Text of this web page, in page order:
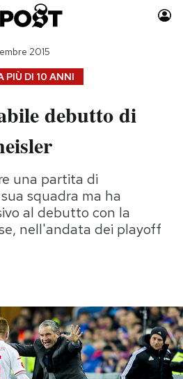
Auto
Moda
Consumismi
Storie/Idee
Ok Boomer!
Media
Europa
PIÙ DI 10 ANNI
2015
debutto di
una partita di
squadra ma ha
al debutto con la
nell'andata dei playoff